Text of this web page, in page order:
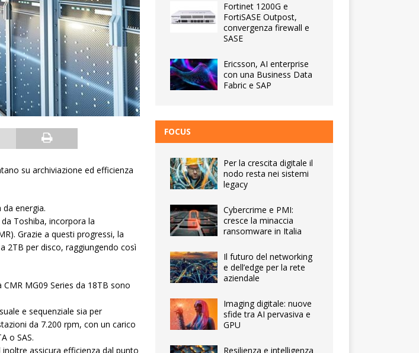
su archiviazione ed efficienza
energia.
Toshiba, incorpora la
Grazie a questi progressi, la
2TB per disco, raggiungendo così
MG09 Series da 18TB sono
e sequenziale sia per
da 7.200 rpm, con un carico
o SAS.
assicura efficienza dal punto
Fortinet 1200G e
FortiSASE Outpost,
convergenza firewall e
SASE
Ericsson, AI enterprise
con una Business Data
Fabric e SAP
FOCUS
Per la crescita digitale il
nodo resta nei sistemi
legacy
Cybercrime e PMI:
cresce la minaccia
ransomware in Italia
Il futuro del networking
e dell’edge per la rete
aziendale
Imaging digitale: nuove
sfide tra AI pervasiva e
GPU
Resilienza e intelligenza